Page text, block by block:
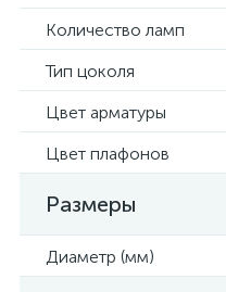
Количество ламп
Тип цоколя
Цвет арматуры
Цвет плафонов
Размеры
Диаметр (мм)